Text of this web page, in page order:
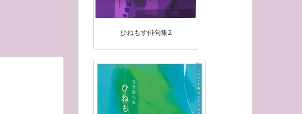
ひねもす俳句集2